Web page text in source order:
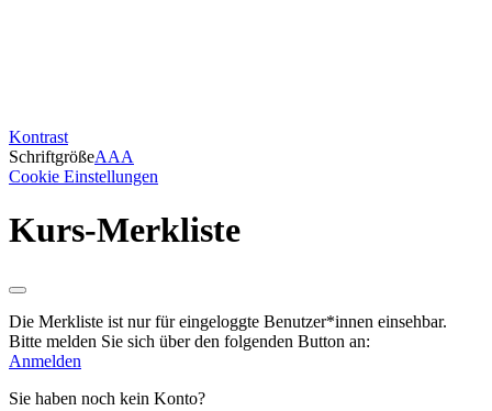
Kontrast
SchriftgrößeAAA
Cookie Einstellungen
Kurs-Merkliste
Die Merkliste ist nur für eingeloggte Benutzer*innen einsehbar.
Bitte melden Sie sich über den folgenden Button an:
Anmelden
Sie haben noch kein Konto?